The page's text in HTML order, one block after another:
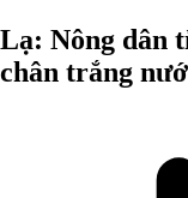
Lạ: Nông dân
chân trắng